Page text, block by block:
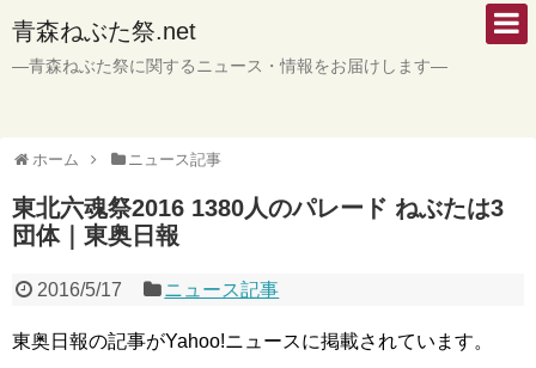
青森ねぶた祭.net
―青森ねぶた祭に関するニュース・情報をお届けします―
ホーム ニュース記事
東北六魂祭2016 1380人のパレード ねぶたは3
団体｜東奥日報
2016/5/17 ニュース記事
東奥日報の記事がYahoo!ニュースに掲載されています。